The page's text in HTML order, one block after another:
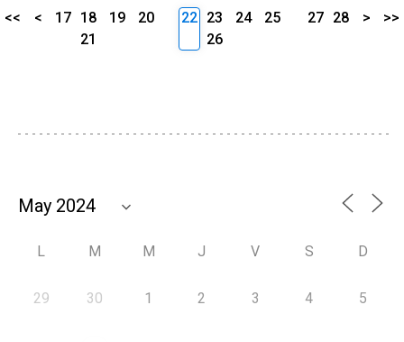
<< < 17 18 19
20
21
22 23 24
25
26
27 28 > >>
L M M J V S D
29 30 1 2 3 4 5